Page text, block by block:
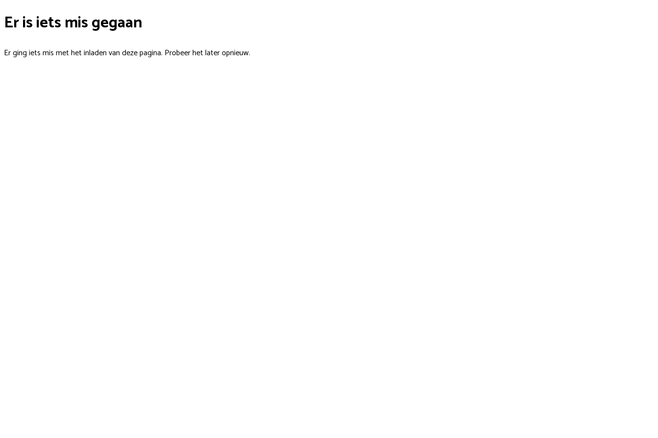
Er is iets mis gegaan
Er ging iets mis met het inladen van deze pagina. Probeer het later opnieuw.